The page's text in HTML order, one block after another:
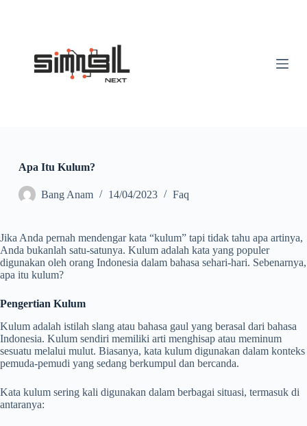
Apa Itu Kulum?
Bang Anam 14/04/2023 Faq
Jika Anda pernah mendengar kata “kulum” tapi tidak tahu apa artinya,
Anda bukanlah satu-satunya. Kulum adalah kata yang populer
digunakan oleh orang Indonesia dalam bahasa sehari-hari. Sebenarnya,
apa itu kulum?
Pengertian Kulum
Kulum adalah istilah slang atau bahasa gaul yang berasal dari bahasa
Indonesia. Kulum sendiri memiliki arti menghisap atau meminum
sesuatu melalui mulut. Biasanya, kata kulum digunakan dalam konteks
pemuda-pemudi yang sedang berkumpul dan bercanda.
Kata kulum sering kali digunakan dalam berbagai situasi, termasuk di
antaranya: